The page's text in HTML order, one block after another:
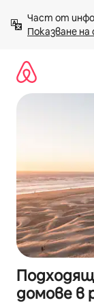
към
съдържанието
Показване на
домове в